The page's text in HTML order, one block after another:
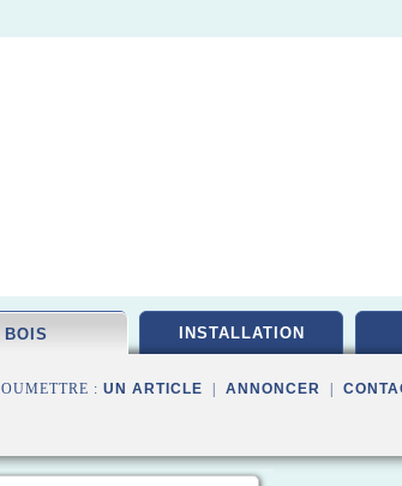
BOIS INSTALLATION
: UN ARTICLE ANNONCER